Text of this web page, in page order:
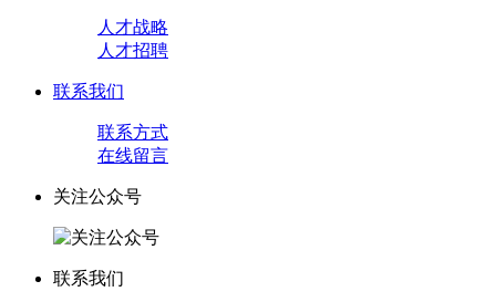
人才战略
人才招聘
联系我们
联系方式
在线留言
关注公众号
联系我们